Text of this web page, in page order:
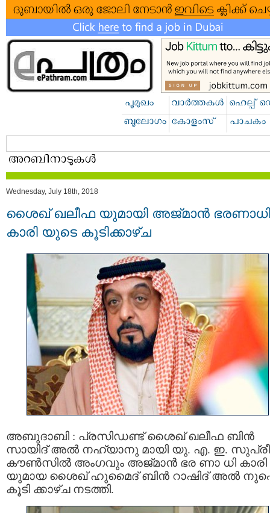
Wednesday, July 18th, 2018
ശൈഖ് ഖലീഫ യുമായി അജ്മാന്‍ ഭരണാധി
കാരി യുടെ കൂടിക്കാഴ്ച
അബുദാബി : പ്രസിഡണ്ട് ശൈഖ് ഖലീഫ ബിന്‍
സായിദ് അല്‍ നഹ്യാനു മായി യു. എ. ഇ.
കൗണ്‍സില്‍ അംഗവും അജ്മാന്‍ ഭര ണാ ധി കാരി
യുമായ ശൈഖ് ഹുമൈദ് ബിന്‍ റാഷിദ് അല്‍
കൂടി ക്കാഴ്ച നടത്തി.